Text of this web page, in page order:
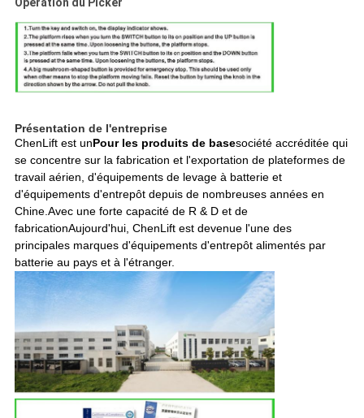
Opération du Picker
Présentation de l'entreprise
ChenLift est unPour les produits de basesociété accréditée qui
se concentre sur la fabrication et l'exportation de plateformes de
travail aérien, d'équipements de levage à batterie et
d'équipements d'entrepôt depuis de nombreuses années en
Chine.Avec une forte capacité de R & D et de
fabricationAujourd'hui, ChenLift est devenue l'une des
principales marques d'équipements d'entrepôt alimentés par
batterie au pays et à l'étranger.